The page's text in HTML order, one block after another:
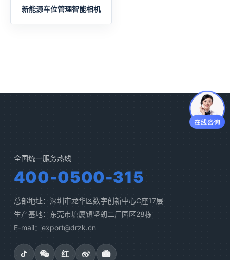
新能源车位管理智能相机
全国统一服务热线
400-0500-315
总部地址：深圳市龙华区数字创新中心C座17层
生产基地：东莞市塘厦镇坚朗二厂园区28栋
E-mail：export@drzk.cn
红